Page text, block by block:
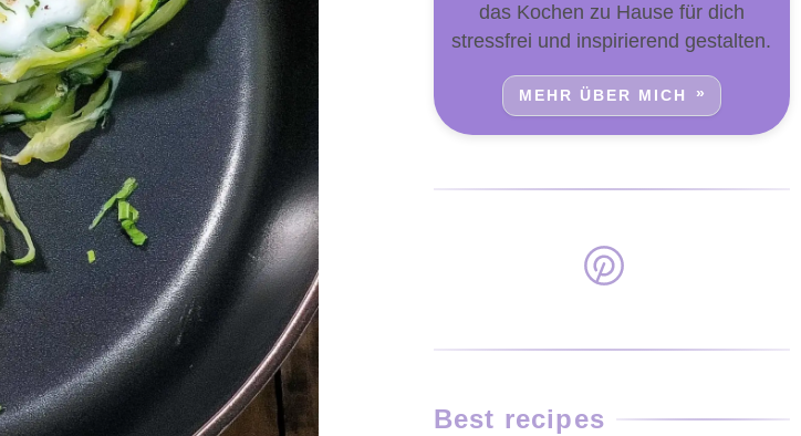
das Kochen zu Hause für dich
stressfrei und inspirierend gestalten.
MEHR ÜBER MICH
Best recipes